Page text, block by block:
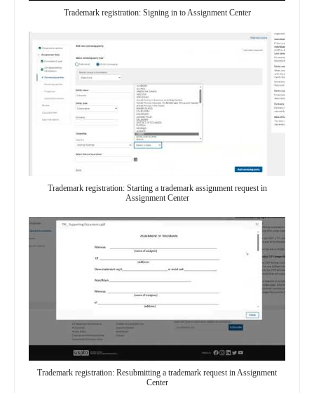
Trademark registration: Signing in to Assignment Center
Trademark registration: Starting a trademark assignment request in
Assignment Center
Trademark registration: Resubmitting a trademark request in Assignment
Center